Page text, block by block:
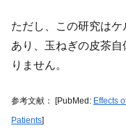
ただし、この研究は
あり、玉ねぎの皮茶
りません。
参考文献： [PubMed: Effects
Patients]